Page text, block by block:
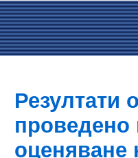
Резултати
проведено
оценяване